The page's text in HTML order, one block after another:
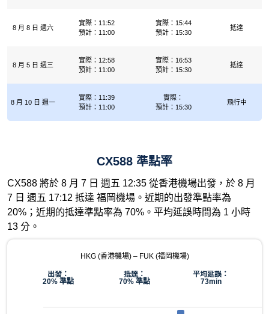
8 月 8 日 週六
實際：11:52
預計：11:00
實際：15:44
預計：15:30
抵達
8 月 5 日 週三
實際：12:58
預計：11:00
實際：16:53
預計：15:30
抵達
8 月 10 日 週一
實際：11:39
預計：11:00
實際：
預計：15:30
飛行中
CX588 準點率
CX588 將於 8 月 7 日 週五 12:35 從香港機場出發，於 8 月
7 日 週五 17:12 抵達 福岡機場。近期的出發準點率為
20%；近期的抵達準點率為 70%。平均延誤時間為 1 小時
13 分。
HKG (香港機場) – FUK (福岡機場)
出發：
20% 準點
抵達：
70% 準點
平均延誤：
73min